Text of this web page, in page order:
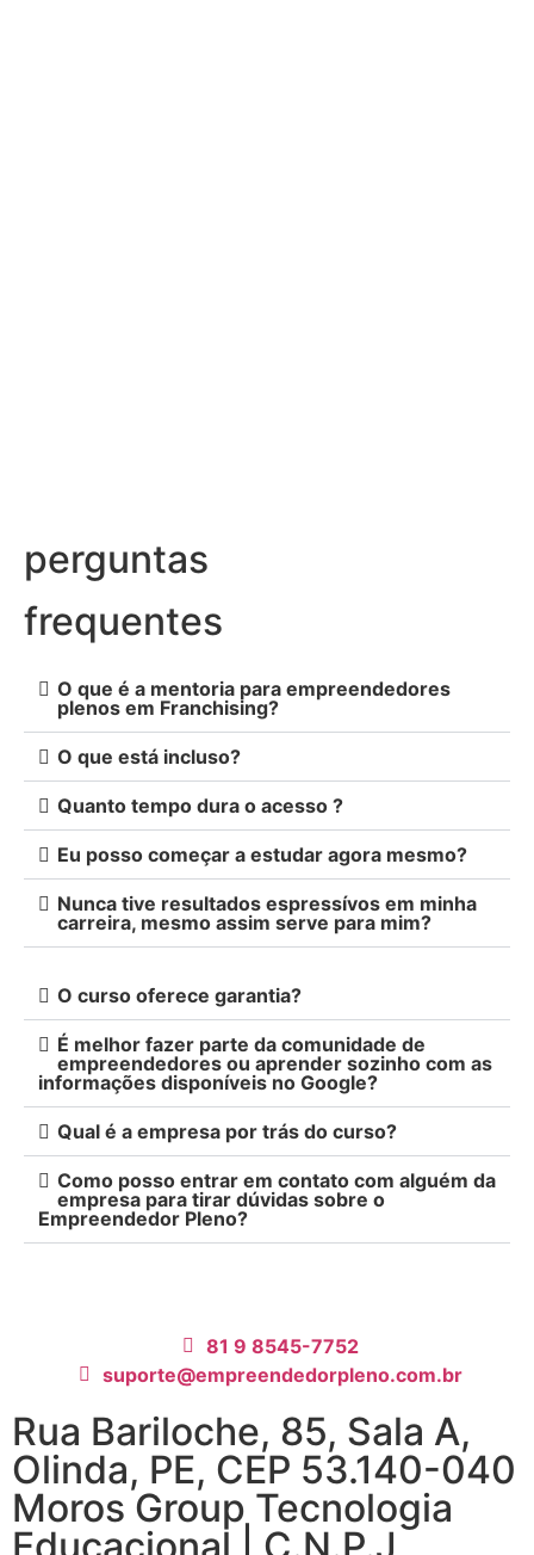
perguntas
frequentes
O que é a mentoria para empreendedores
plenos em Franchising?
O que está incluso?
Quanto tempo dura o acesso ?
Eu posso começar a estudar agora mesmo?
Nunca tive resultados espressívos em minha
carreira, mesmo assim serve para mim?
O curso oferece garantia?
É melhor fazer parte da comunidade de
empreendedores ou aprender sozinho com as
informações disponíveis no Google?
Qual é a empresa por trás do curso?
Como posso entrar em contato com alguém da
empresa para tirar dúvidas sobre o
Empreendedor Pleno?
81 9 8545-7752
suporte@empreendedorpleno.com.br
Rua Bariloche, 85, Sala A,
Olinda, PE, CEP 53.140-040
Moros Group Tecnologia